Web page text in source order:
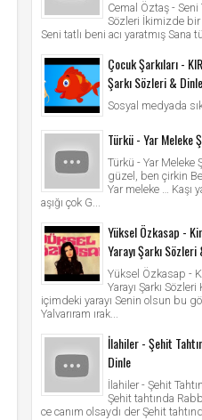
Cemal Öztaş - Seni
Sözleri İkimizde
Seni tatlı beni acı yaratmış Sana
Çocuk Şarkıları -
Şarkı Sözleri & Dinle
Sosyal medyada
Türkü - Yar Meleke
Türkü - Yar Meleke
güzel, ben çirkin
Yar meleke … Kaşı
aşığı çok G...
Yüksel Özkasap -
Yarayı Şarkı
Yüksel Özkasap -
Yarayı Şarkı
içimdeki yarayı Senin olsun bu
Yalvarıram ırak...
İlahiler - Şehit
Dinle
İlahiler - Şehit
Şehit tahtında
ce canım olsaydı der Şehit